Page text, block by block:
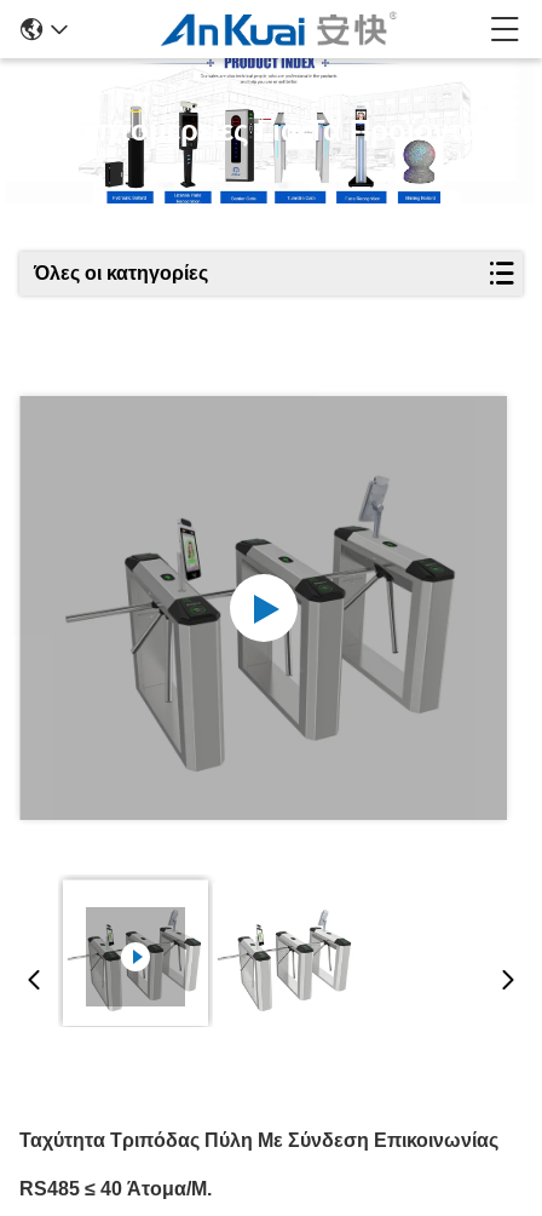
Λεπτομέρειες Για Τα Προϊόντα
Όλες οι κατηγορίες
Ταχύτητα Τριπόδας Πύλη Με Σύνδεση Επικοινωνίας
RS485 ≤ 40 Άτομα/μ.